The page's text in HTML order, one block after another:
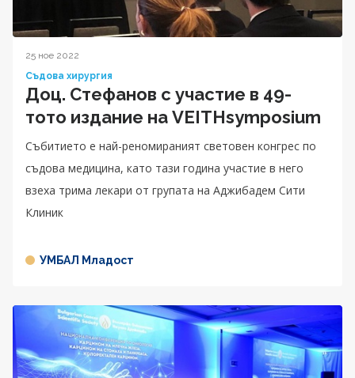
25 ное 2022
Съдова хирургия
Доц. Стефанов с участие в 49-
тото издание на VEITHsymposium
Събитието е най-реномираният световен конгрес по
съдова медицина, като тази година участие в него
взеха трима лекари от групата на Аджибадем Сити
Клиник
УМБАЛ Младост